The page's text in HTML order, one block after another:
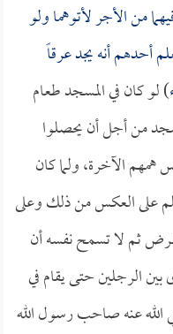
من الأجر لأتوهما ولو
أحدهم أنه يجد عرقاً
) لو كان في المسجد طعام
من أجل أن يحصلوا
همهم الآخرة، ولما كان
على العكس من ذلك وعلى
ثم لا تسمح نفسه أن
بين الرجلين حتى يقام في
عنه صاحب رسول الله